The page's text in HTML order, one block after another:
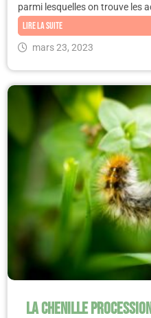
parmi lesquelles on trouve les
Lire la suite
mars 23, 2023
La chenille